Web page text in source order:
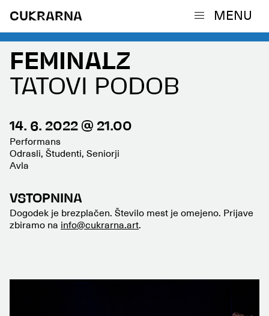
CUKRARNA MENU
FEMINALZ
TATOVI PODOB
14. 6. 2022 @ 21.00
Performans
Odrasli, Študenti, Seniorji
Avla
VSTOPNINA
Dogodek je brezplačen. Število mest je omejeno. Prijave
zbiramo na info@cukrarna.art.